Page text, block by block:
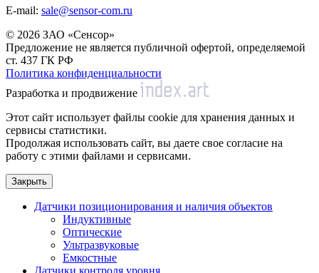
E-mail: sale@sensor-com.ru
© 2026 ЗАО «Сенсор»
Предложение не является публичной офертой, определяемой
ст. 437 ГК РФ
Политика конфиденциальности
Разработка и продвижение
Этот сайт использует файлы cookie для хранения данных и
сервисы статистики.
Продолжая использовать сайт, вы даете свое согласие на
работу с этими файлами и сервисами.
Закрыть
Датчики позиционирования и наличия объектов
Индуктивные
Оптические
Ультразвуковые
Емкостные